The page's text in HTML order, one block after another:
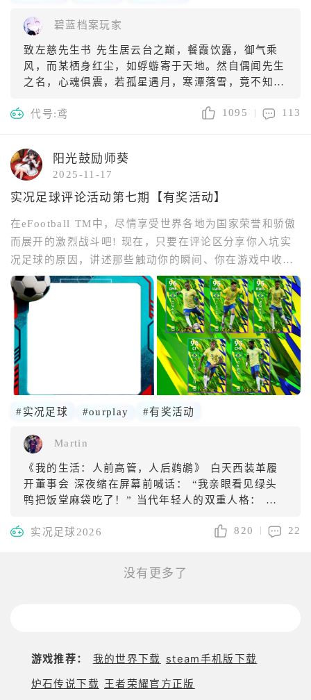
碧蓝档案玩家
致左慈先生书 先生居云台之巅，餐霞饮露，御气乘
风，而某栖身红尘，如蜉蝣寄于天地。然自偶闻先生
之名，心魂俱震，若孤星遇月，寒潭落雪，竟不知昼
云；先生垂目，亦能动魄惊心。纵隔千载光阴，万里
肉体，亦敢向九霄问情！ 某知仙凡殊途，先生视百
年如朝露，观众生如草木。然朝露虽暂，映日生辉；
草木虽微，逢春即发。若得先生一顾，某愿弃浮世荣
共看松影婆娑。 今托鸿雁传书，附玉簪一枚，乃某
亲手雕琢。簪首云纹，暗藏先生名讳；簪尾刻“无羁”
二字，喻心随君去，不惧天高海深。若先生垂怜，请
遣青鸟衔梦来，某当候于昆仑雪麓，煮酒待星沉。
情长纸短，泪染墨痕。 惟愿天道容痴，许某一生仰
止。 红尘痴人 某 顿首 甲辰年霜月
代号:鸢 1095 113
阳光鼓励师葵
2025-11-17
实况足球评论活动第七期【有奖活动】
在eFootball TM中，尽情享受世界各地为国家荣誉和骄傲
而展开的激烈战斗吧! 现在，只要在评论区分享你入坑实
况足球的原因，讲述那些触动你的瞬间、你在游戏中收获
的难忘经历，或是你对游戏的独特见解，就能参与活动赢
取奖励！ 评论区分享实况足球游戏相关内容，即可参与活
动赢取奖励！我们会根据评论内容和评论热度综合评定，
抽取18
#实况足球 #ourplay #有奖活动
Martin
《我的生活：人前高管，人后鹈鹕》 白天西装革履
开董事会 深夜缩在屏幕前喊话： “我亲眼看见绿头
鸭把饭堂麻袋吃了！” 当代年轻人的双重人格： 上
干的角色 ——这才是真正的生存游戏
实况足球2026 820 22
没有更多了
游戏推荐： 我的世界下载 steam手机版下载
炉石传说下载 王者荣耀官方正版